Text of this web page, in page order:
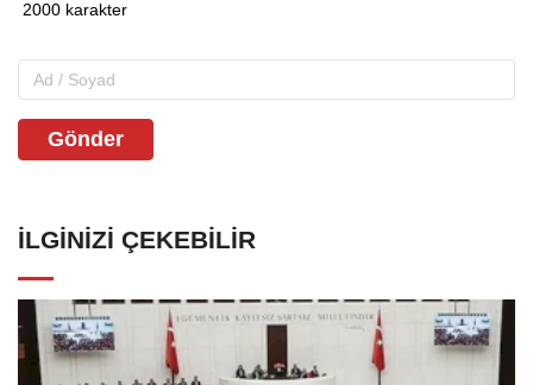
Gönder
İLGINIZI ÇEKEBILIR